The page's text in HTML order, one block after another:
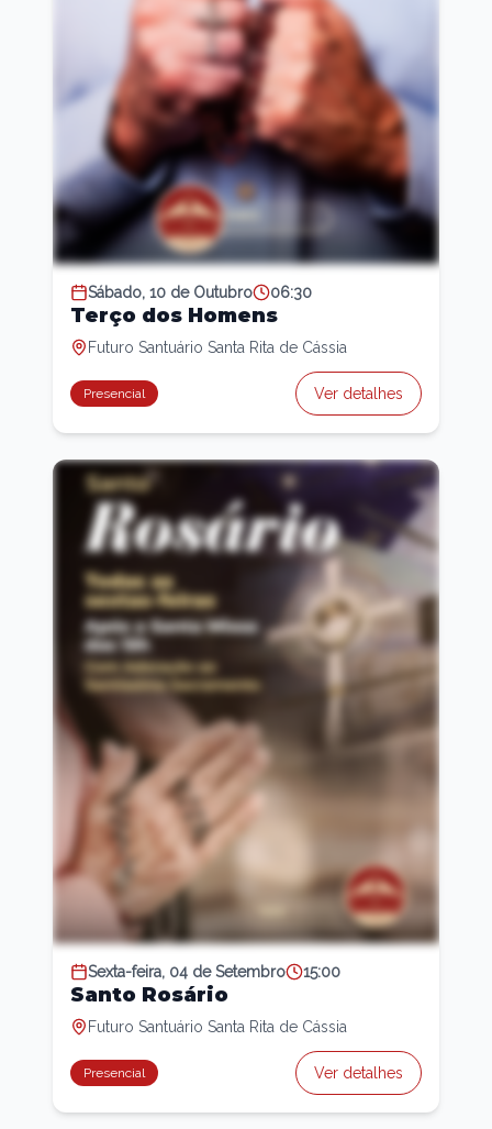
Sábado, 10 de Outubro 06:30
Terço dos Homens
Futuro Santuário Santa Rita de Cássia
Presencial Ver detalhes
Sexta-feira, 04 de Setembro 15:00
Santo Rosário
Futuro Santuário Santa Rita de Cássia
Presencial Ver detalhes